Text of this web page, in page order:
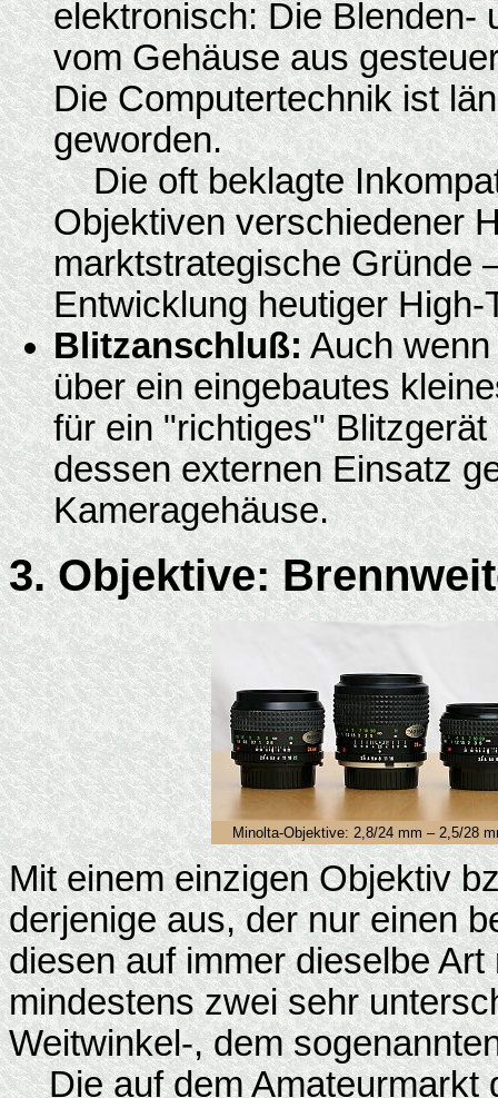
elektronisch: Die Blenden-
vom Gehäuse aus
Die Computertechnik ist
geworden.
Die oft beklagte
Objektiven verschiedener
marktstrategische Gründe
Entwicklung heutiger
Blitzanschluß:Auch wenn
über ein eingebautes
für ein "richtiges"
dessen externen Einsatz
Kameragehäuse.
3. Objektive:
Minolta-Objektive: 2,8/24 mm – 2,5/28
Mit einem einzigen Objektiv
derjenige aus, der nur einen
diesen auf immer dieselbe
mindestens zwei sehr
Weitwinkel-, dem
Die auf dem Amateurmarkt